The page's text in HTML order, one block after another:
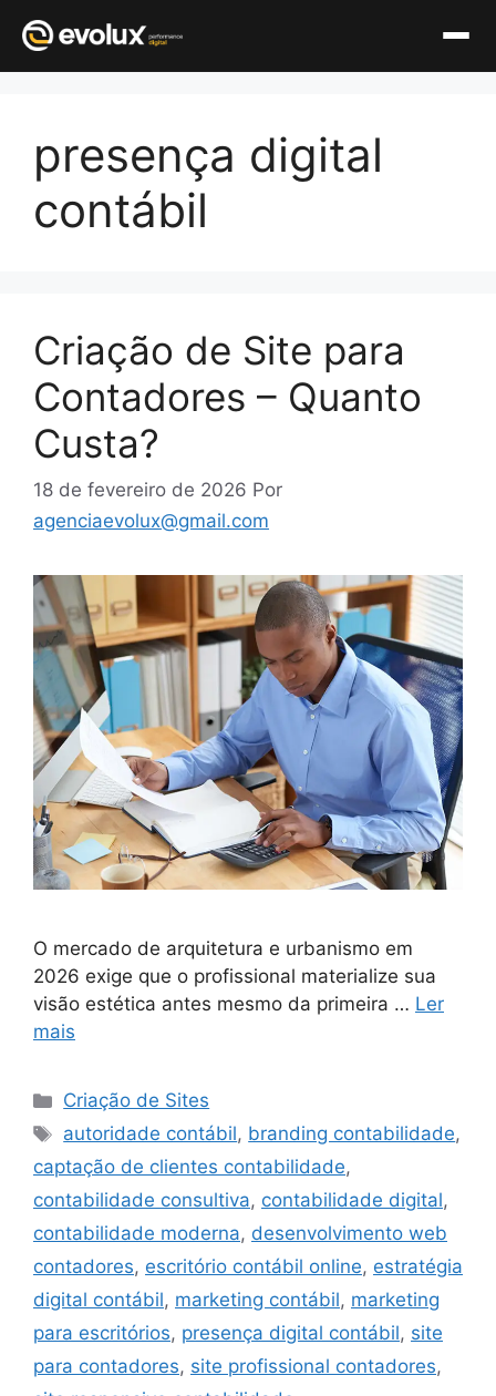
conteúdo
presença digital
contábil
Criação de Site para
Contadores – Quanto
Custa?
18 de fevereiro de 2026 Por
agenciaevolux@gmail.com
O mercado de arquitetura e urbanismo em
2026 exige que o profissional materialize sua
visão estética antes mesmo da primeira … Ler
mais
Categorias
Criação de Sites
Tags
autoridade contábil, branding contabilidade,
captação de clientes contabilidade,
contabilidade consultiva, contabilidade digital,
contabilidade moderna, desenvolvimento web
contadores, escritório contábil online, estratégia
digital contábil, marketing contábil, marketing
para escritórios, presença digital contábil, site
para contadores, site profissional contadores,